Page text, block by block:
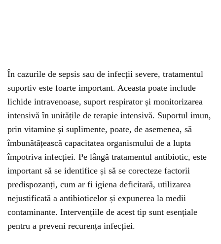
În cazurile de sepsis sau de infecții severe, tratamentul
suportiv este foarte important. Aceasta poate include
lichide intravenoase, suport respirator și monitorizarea
intensivă în unitățile de terapie intensivă. Suportul imun,
prin vitamine și suplimente, poate, de asemenea, să
îmbunătățească capacitatea organismului de a lupta
împotriva infecției. Pe lângă tratamentul antibiotic, este
important să se identifice și să se corecteze factorii
predispozanți, cum ar fi igiena deficitară, utilizarea
nejustificată a antibioticelor și expunerea la medii
contaminante. Intervențiile de acest tip sunt esențiale
pentru a preveni recurența infecției.